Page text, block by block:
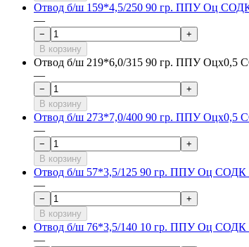
Отвод б/ш 159*4,5/250 90 гр. ППУ Оц
—
−
+
В корзину
Отвод б/ш 219*6,0/315 90 гр. ППУ Оцх0,5
—
−
+
В корзину
Отвод б/ш 273*7,0/400 90 гр. ППУ Оцх0,5
—
−
+
В корзину
Отвод б/ш 57*3,5/125 90 гр. ППУ Оц СОДК
—
−
+
В корзину
Отвод б/ш 76*3,5/140 10 гр. ППУ Оц СОДК
—